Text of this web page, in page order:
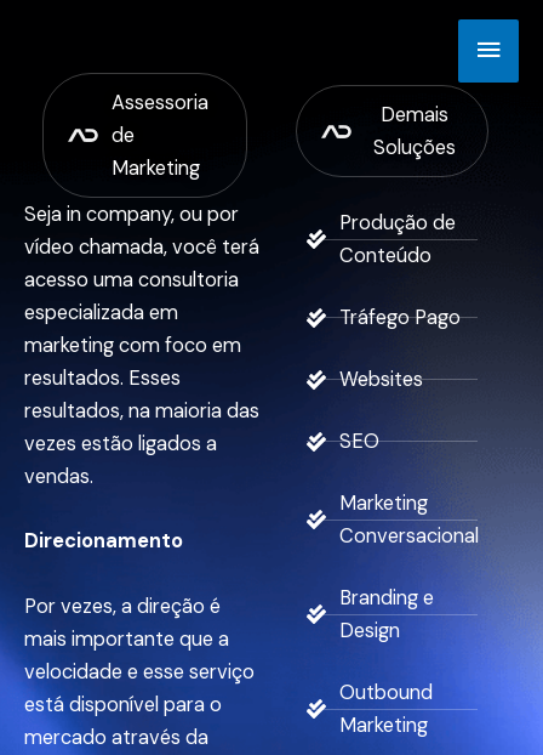
conteúdo
Assessoria
de
Marketing
Seja in company, ou por
vídeo chamada, você terá
acesso uma consultoria
especializada em
marketing com foco em
resultados. Esses
resultados, na maioria das
vezes estão ligados a
vendas.
Direcionamento
Por vezes, a direção é
mais importante que a
velocidade e esse serviço
está disponível para o
mercado através da
Demais
Soluções
Produção de
Conteúdo
Tráfego Pago
Websites
SEO
Marketing
Conversacional
Branding e
Design
Outbound
Marketing